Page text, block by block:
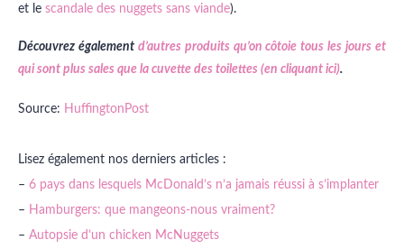
et le scandale des nuggets sans viande).
Découvrez également d’autres produits qu’on côtoie tous les jours et
qui sont plus sales que la cuvette des toilettes (en cliquant ici).
Source: HuffingtonPost
Lisez également nos derniers articles :
– 6 pays dans lesquels McDonald’s n’a jamais réussi à s’implanter
– Hamburgers: que mangeons-nous vraiment?
– Autopsie d’un chicken McNuggets